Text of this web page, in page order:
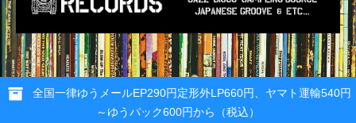
全国一律ゆうメールEP290円定形外LP660円、ヤマト運輸540円
～ゆうパック600円から（税込）